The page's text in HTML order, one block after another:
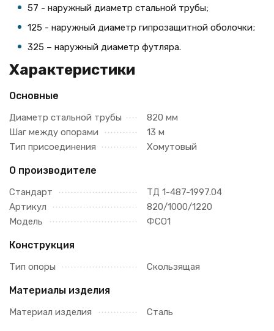
57 - наружный диаметр стальной трубы;
125 - наружный диаметр гипрозащитной оболочки;
325 – наружный диаметр футляра.
Характеристики
Основные
Диаметр стальной трубы
820 мм
Шаг между опорами
13 м
Тип присоединения
Хомутовый
О производителе
Стандарт
ТД 1-487-1997.04
Артикул
820/1000/1220
Модель
ФСО1
Конструкция
Тип опоры Скользящая
Материалы изделия
Материал изделия Сталь